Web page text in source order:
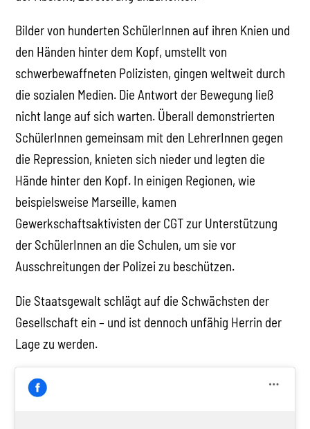
Bilder von hunderten SchülerInnen auf ihren Knien und
den Händen hinter dem Kopf, umstellt von
schwerbewaffneten Polizisten, gingen weltweit durch
die sozialen Medien. Die Antwort der Bewegung ließ
nicht lange auf sich warten. Überall demonstrierten
SchülerInnen gemeinsam mit den LehrerInnen gegen
die Repression, knieten sich nieder und legten die
Hände hinter den Kopf. In einigen Regionen, wie
beispielsweise Marseille, kamen
Gewerkschaftsaktivisten der CGT zur Unterstützung
der SchülerInnen an die Schulen, um sie vor
Ausschreitungen der Polizei zu beschützen.
Die Staatsgewalt schlägt auf die Schwächsten der
Gesellschaft ein – und ist dennoch unfähig Herrin der
Lage zu werden.